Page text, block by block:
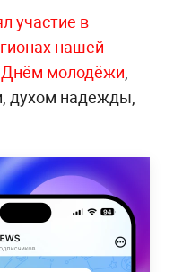
участие в
нашей
Днём молодёжи,
духом надежды,